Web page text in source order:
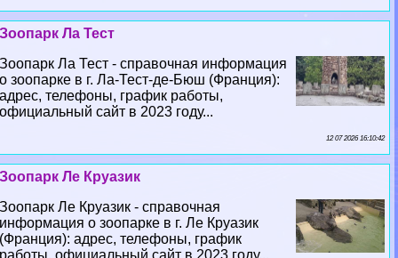
Зоопарк Ла Тест
Зоопарк Ла Тест - справочная информация
о зоопарке в г. Ла-Тест-де-Бюш (Франция):
адрес, телефоны, график работы,
официальный сайт в 2023 году...
12 07 2026 16:10:42
Зоопарк Ле Круазик
Зоопарк Ле Круазик - справочная
информация о зоопарке в г. Ле Круазик
(Франция): адрес, телефоны, график
работы, официальный сайт в 2023 году...